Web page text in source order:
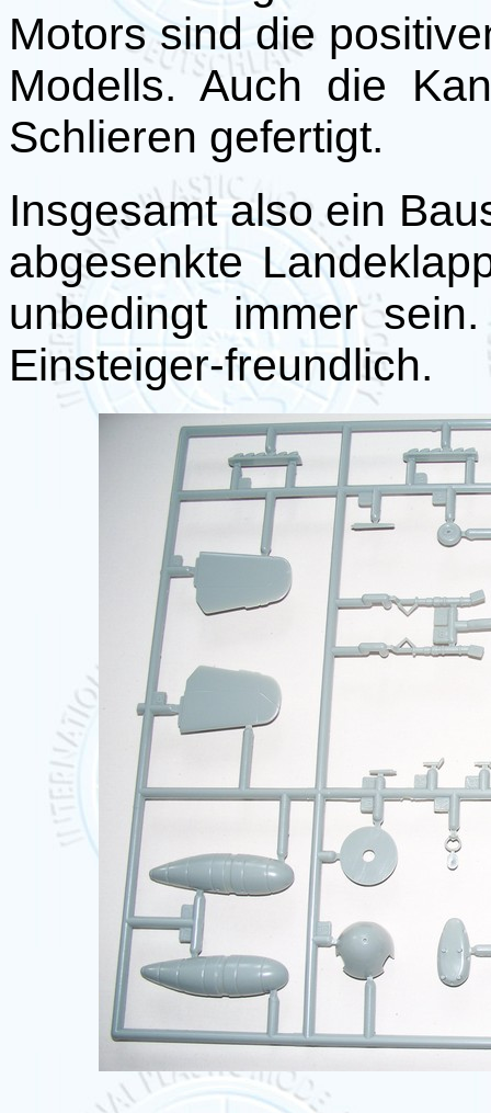
Motors sind die
Modells. Auch die
Schlieren gefertigt.
Insgesamt also ein
abgesenkte
unbedingt immer
Einsteiger-freundlich.